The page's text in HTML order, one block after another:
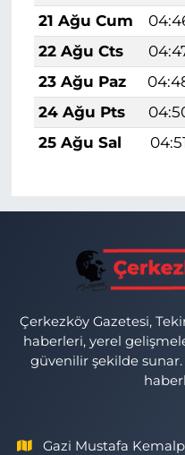
21 Ağu Cum
22 Ağu Cts
23 Ağu Paz
24 Ağu Pts
25 Ağu Sal
Çerkezköy Gazetesi,
haberleri, yerel
güvenilir şekilde sunar.
Gazi Mustafa